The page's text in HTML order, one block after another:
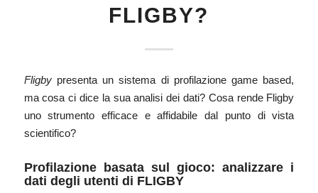
FLIGBY?
Fligbypresenta un sistema di profilazione game based,
ma cosa ci dice la sua analisi dei dati? Cosa rende Fligby
uno strumento efficace e affidabile dal punto di vista
scientifico?
Profilazione basata sul gioco: analizzare i
dati degli utenti di FLIGBY